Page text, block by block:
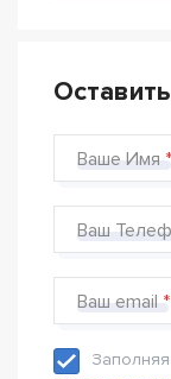
Ваше Имя
Ваш
Ваш email